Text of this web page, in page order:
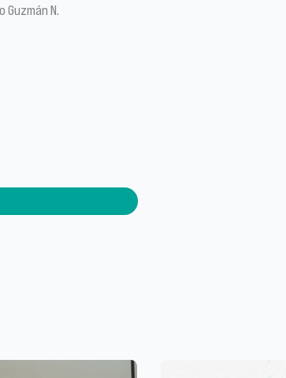
Guzmán N.